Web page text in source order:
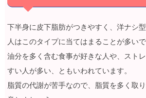
下半身に皮下脂肪がつきやすく、洋ナシ
人はこのタイプに当てはまることが多いで
油分を多く含む食事が好きな人や、スト
すい人が多い、ともいわれています。
脂質の代謝が苦手なので、脂質を多く取